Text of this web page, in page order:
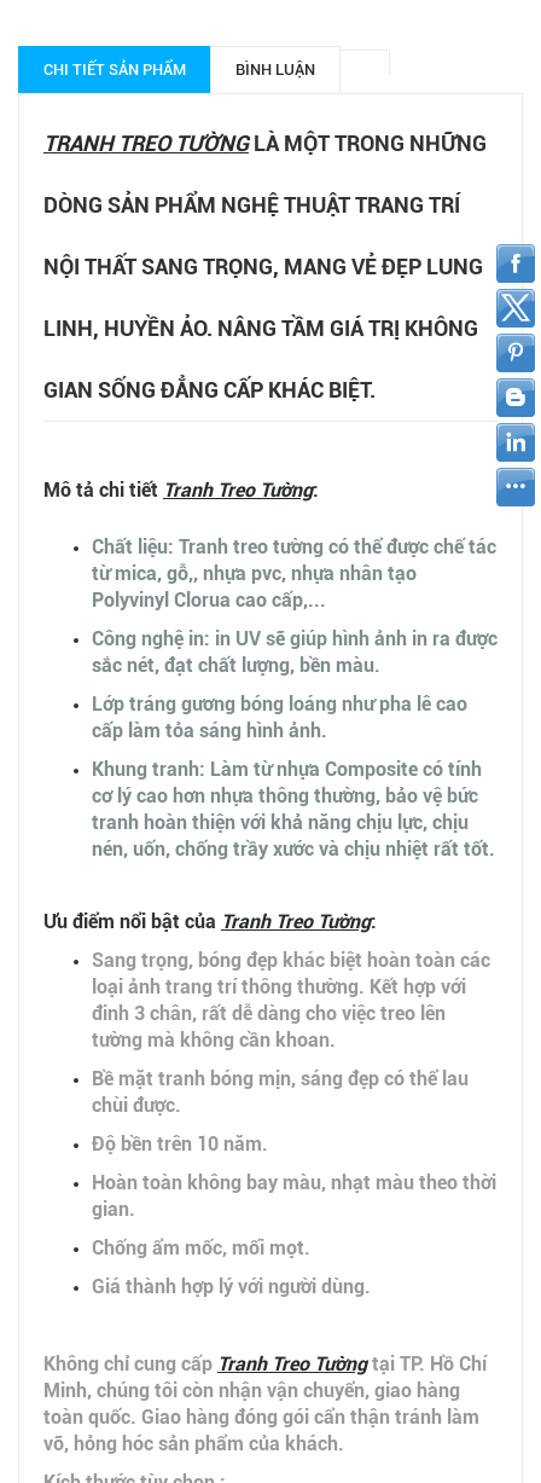
CHI TIẾT SẢN PHẨM BÌNH LUẬN
TRANH TREO TƯỜNGLÀ MỘT TRONG NHỮNG
DÒNG SẢN PHẨM NGHỆ THUẬT TRANG TRÍ
NỘI THẤT SANG TRỌNG, MANG VẺ ĐẸP LUNG
LINH, HUYỀN ẢO. NÂNG TẦM GIÁ TRỊ KHÔNG
GIAN SỐNG ĐẲNG CẤP KHÁC BIỆT.
Mô tả chi tiết Tranh Treo Tường:
Chất liệu: Tranh treo tường có thể được chế tác
từ mica, gỗ,, nhựa pvc, nhựa nhân tạo
Polyvinyl Clorua cao cấp,...
Công nghệ in: in UV sẽ giúp hình ảnh in ra được
sắc nét, đạt chất lượng, bền màu.
Lớp tráng gương bóng loáng như pha lê cao
cấp làm tỏa sáng hình ảnh.
Khung tranh: Làm từ nhựa Composite có tính
cơ lý cao hơn nhựa thông thường, bảo vệ bức
tranh hoàn thiện với khả năng chịu lực, chịu
nén, uốn, chống trầy xước và chịu nhiệt rất tốt.
Ưu điểm nổi bật của Tranh Treo Tường:
Sang trọng, bóng đẹp khác biệt hoàn toàn các
loại ảnh trang trí thông thường. Kết hợp với
đinh 3 chân, rất dễ dàng cho việc treo lên
tường mà không cần khoan.
Bề mặt tranh bóng mịn, sáng đẹp có thể lau
chùi được.
Độ bền trên 10 năm.
Hoàn toàn không bay màu, nhạt màu theo thời
gian.
Chống ẩm mốc, mối mọt.
Giá thành hợp lý với người dùng.
Không chỉ cung cấp Tranh Treo Tường tại TP. Hồ Chí
Minh, chúng tôi còn nhận vận chuyển, giao hàng
toàn quốc. Giao hàng đóng gói cẩn thận tránh làm
vỡ, hỏng hóc sản phẩm của khách.